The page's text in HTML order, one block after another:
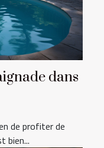
dans
de profiter de
bien...